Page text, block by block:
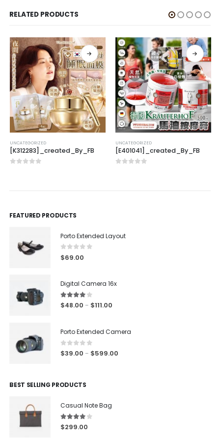
RELATED PRODUCTS
UNCATEGORIZED
[K312283]_created_By_FB
UNCATEGORIZED
[E401041]_created_By_FB
FEATURED PRODUCTS
Porto Extended Layout
0 out of 5
$69.00
Digital Camera 16x
4.00out of 5
$48.00 – $111.00
Porto Extended Camera
0out of 5
$39.00 – $599.00
BEST SELLING PRODUCTS
Casual Note Bag
4.00out of 5
$299.00